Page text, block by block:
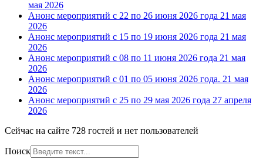
мая 2026
Анонс мероприятий с 22 по 26 июня 2026 года 21 мая
2026
Анонс мероприятий с 15 по 19 июня 2026 года 21 мая
2026
Анонс мероприятий с 08 по 11 июня 2026 года 21 мая
2026
Анонс мероприятий с 01 по 05 июня 2026 года. 21 мая
2026
Анонс мероприятий с 25 по 29 мая 2026 года 27 апреля
2026
Сейчас на сайте 728 гостей и нет пользователей
Поиск